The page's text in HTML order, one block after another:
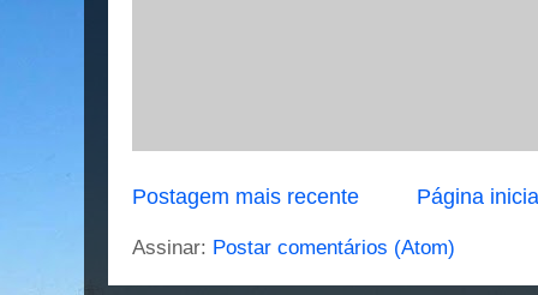
Postagem mais recente Página
Assinar: Postar comentários (Atom)